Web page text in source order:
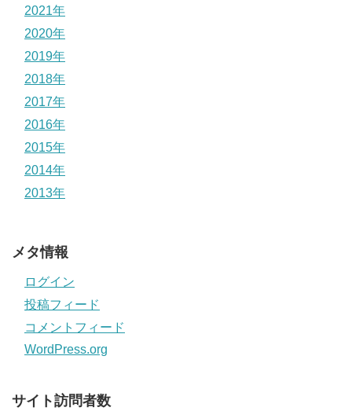
2021年
2020年
2019年
2018年
2017年
2016年
2015年
2014年
2013年
メタ情報
ログイン
投稿フィード
コメントフィード
WordPress.org
サイト訪問者数